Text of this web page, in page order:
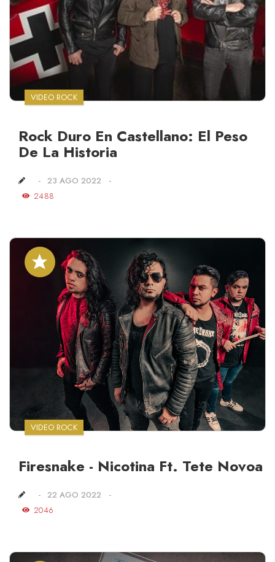
VIDEO ROCK
Rock Duro En Castellano: El Peso
De La Historia
23 AGO 2022
2488
VIDEO ROCK
Firesnake - Nicotina Ft. Tete Novoa
22 AGO 2022
2046